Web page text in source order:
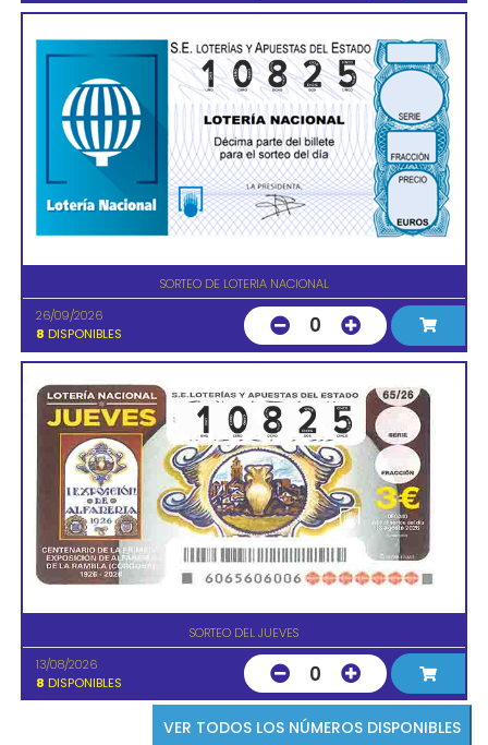
SORTEO DE LOTERIA NACIONAL
26/09/2026
8 DISPONIBLES 0
SORTEO DEL JUEVES
13/08/2026
8 DISPONIBLES 0
VER TODOS LOS NÚMEROS DISPONIBLES